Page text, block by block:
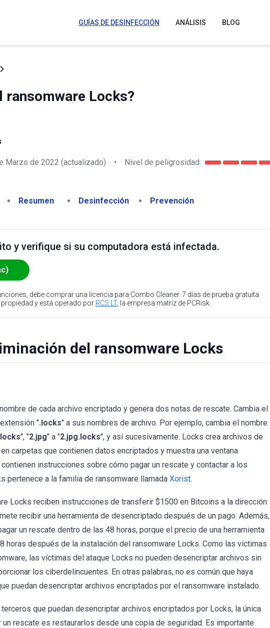
GUÍAS DE DESINFECCIÓN ANÁLISIS BLOG
ransomware Locks?
Marzo de 2022 (actualizado) • Nivel de peligrosidad:
Resumen Desinfección Prevención
y verifique si su computadora está infectada.
debe comprar una licencia para Combo Cleaner. 7 días de prueba gratuita
y está operado por RCS LT, la empresa matriz de PCRisk.
del ransomware Locks
de cada archivo encriptado y genera dos notas de rescate. Cambia el
".locks" a sus nombres de archivo. Por ejemplo, cambia el nombre
", "2.jpg" a "2.jpg.locks", y así sucesivamente. Locks crea archivos de
carpetas que contienen datos encriptados y muestra una ventana
instrucciones sobre cómo pagar un rescate y contactar a los
pertenece a la familia de ransomware llamada Xorist.
Locks reciben instrucciones de transferir $1500 en Bitcoins a la dirección
recibir una herramienta de desencriptado después de un pago. Además,
un rescate dentro de las 48 horas, porque el precio de una herramienta
horas después de la instalación del ransomware Locks. Como las víctimas
las víctimas del ataque Locks no pueden desencriptar archivos sin
los ciberdelincuentes. En otras palabras, no es común que haya
puedan desencriptar archivos encriptados por el ransomware instalado.
que puedan desencriptar archivos encriptados por Locks, la única
rescate es restaurarlos desde una copia de seguridad. Es importante